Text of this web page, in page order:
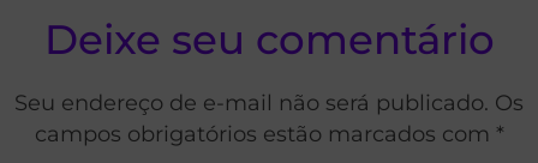
Deixe seu comentário
Seu endereço de e-mail não será publicado. Os
campos obrigatórios estão marcados com *